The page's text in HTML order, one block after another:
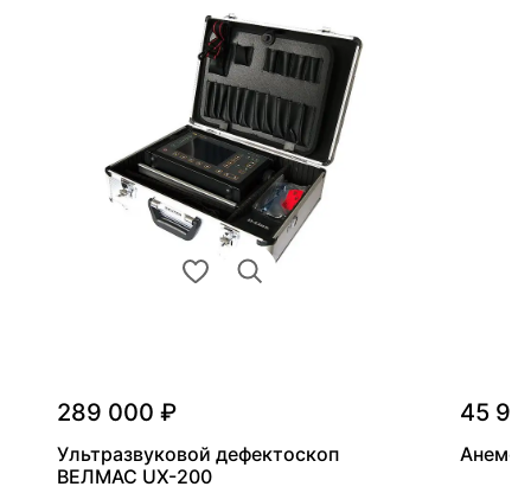
289 000 ₽
Ультразвуковой дефектоскоп
ВЕЛМАС UX-200
45